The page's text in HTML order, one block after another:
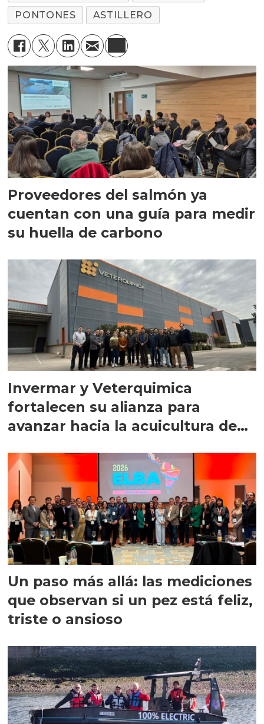
PONTONES
ASTILLERO
Proveedores del salmón ya
cuentan con una guía para medir
su huella de carbono
Invermar y Veterquimica
fortalecen su alianza para
avanzar hacia la acuicultura de
Un paso más allá: las mediciones
que observan si un pez está feliz,
triste o ansioso